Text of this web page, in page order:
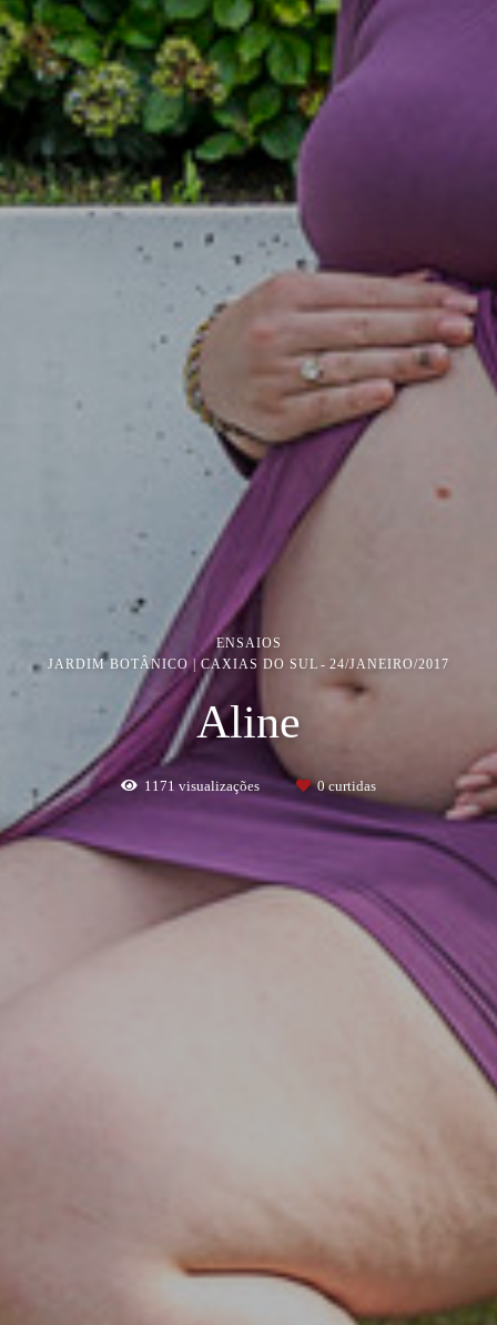
ENSAIOS
JARDIM BOTÂNICO | CAXIAS DO SUL
24/JANEIRO/2017
Aline
1171 visualizações 0curtidas